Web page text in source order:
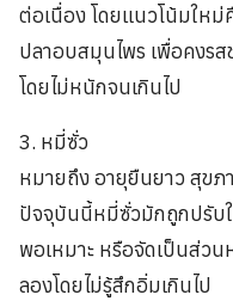
ต่อเนื่อง โดยแนวโน้มใหม่
ปลาอบสมุนไพร เพื่อคง
โดยไม่หนักจนเกินไป
3. หมี่ซั่ว
หมายถึง อายุยืนยาว สุขภ
ปัจจุบันนี้หมี่ซั่วมักถูกปรับ
พอเหมาะ หรือจัดเป็นส่ว
ลองโดยไม่รู้สึกอิ่มเกินไป